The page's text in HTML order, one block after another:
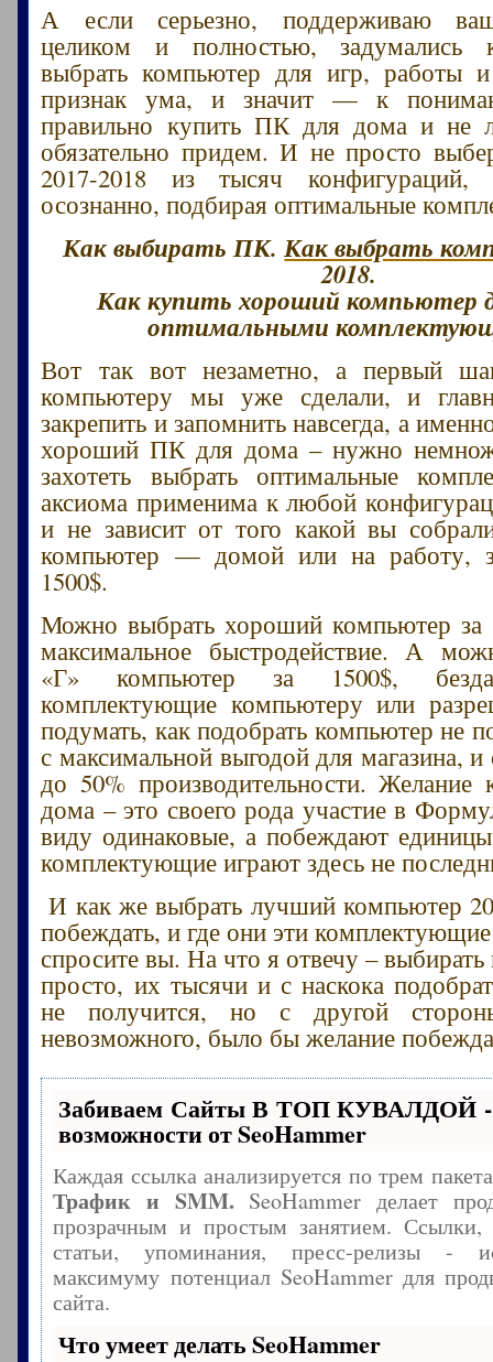
А если серьезно, поддерживаю
целиком и полностью, задумались
выбрать компьютер для игр, работы
признак ума, и значит — к
правильно купить ПК для дома и не
обязательно придем. И не просто
2017-2018 из тысяч
осознанно, подбирая оптимальные
Как выбирать ПК.Как выбрать
2018.
Как купить хороший компьютер
оптимальными
Вот так вот незаметно, а первый
компьютеру мы уже сделали, и
закрепить и запомнить навсегда, а
хороший ПК для дома – нужно
захотеть выбрать оптимальные
аксиома применима к любой
и не зависит от того какой вы
компьютер — домой или на работу,
1500$.
Можно выбрать хороший компьютер за
максимальное быстродействие. А
«Г» компьютер за 1500$,
комплектующие компьютеру или
подумать, как подобрать компьютер не
с максимальной выгодой для магазина, и
до 50% производительности.
дома – это своего рода участие в
виду одинаковые, а побеждают
комплектующие играют здесь не
И как же выбрать лучший компьютер
побеждать, и где они эти
спросите вы. На что я отвечу –
просто, их тысячи и с наскока
не получится, но с другой
невозможного, было бы желание
Забиваем Сайты В ТОП КУВАЛДОЙ -
возможности от SeoHammer
Каждая ссылка анализируется по трем
Трафик и SMM.SeoHammer делает
прозрачным и простым занятием. Ссылки,
статьи, упоминания, пресс-релизы -
максимуму потенциал SeoHammer для
сайта.
Что умеет делать SeoHammer